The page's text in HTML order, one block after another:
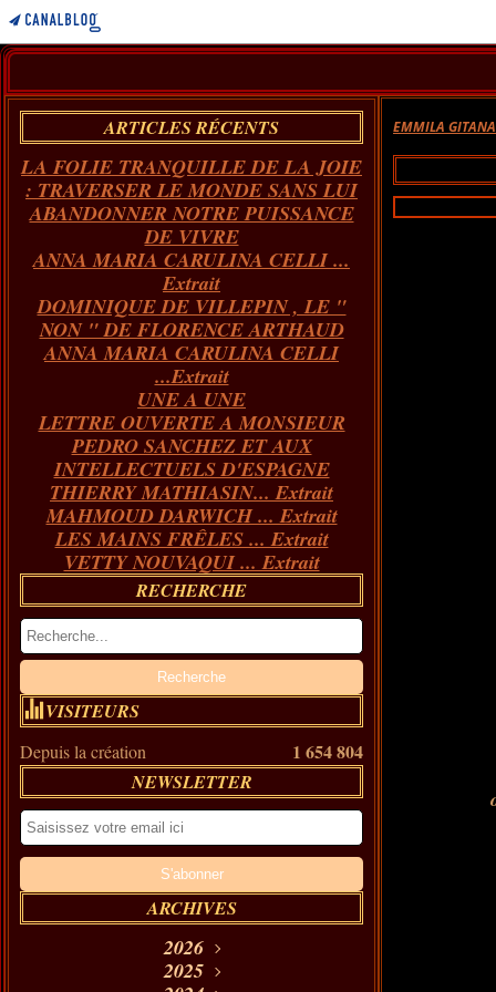
ARTICLES RÉCENTS
LA FOLIE TRANQUILLE DE LA JOIE
: TRAVERSER LE MONDE SANS LUI
ABANDONNER NOTRE PUISSANCE
DE VIVRE
ANNA MARIA CARULINA CELLI ...
Extrait
DOMINIQUE DE VILLEPIN , LE "
NON " DE FLORENCE ARTHAUD
ANNA MARIA CARULINA CELLI
...Extrait
UNE A UNE
LETTRE OUVERTE A MONSIEUR
PEDRO SANCHEZ ET AUX
INTELLECTUELS D'ESPAGNE
THIERRY MATHIASIN... Extrait
MAHMOUD DARWICH ... Extrait
LES MAINS FRÊLES ... Extrait
VETTY NOUVAQUI ... Extrait
RECHERCHE
VISITEURS
Depuis la création 1 654 804
NEWSLETTER
ARCHIVES
2026
Août(11)
2025
EMMILA GITANA